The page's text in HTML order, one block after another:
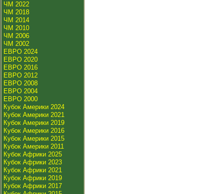
ЧМ 2022
ЧМ 2018
ЧМ 2014
ЧМ 2010
ЧМ 2006
ЧМ 2002
ЕВРО 2024
ЕВРО 2020
ЕВРО 2016
ЕВРО 2012
ЕВРО 2008
ЕВРО 2004
ЕВРО 2000
Кубок Америки 2024
Кубок Америки 2021
Кубок Америки 2019
Кубок Америки 2016
Кубок Америки 2015
Кубок Америки 2011
Кубок Африки 2025
Кубок Африки 2023
Кубок Африки 2021
Кубок Африки 2019
Кубок Африки 2017